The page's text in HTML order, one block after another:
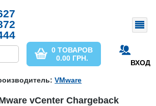
ВХОД
0 ТОВАРОВ
0.00 ГРН.
VMware
vCenter Chargeback